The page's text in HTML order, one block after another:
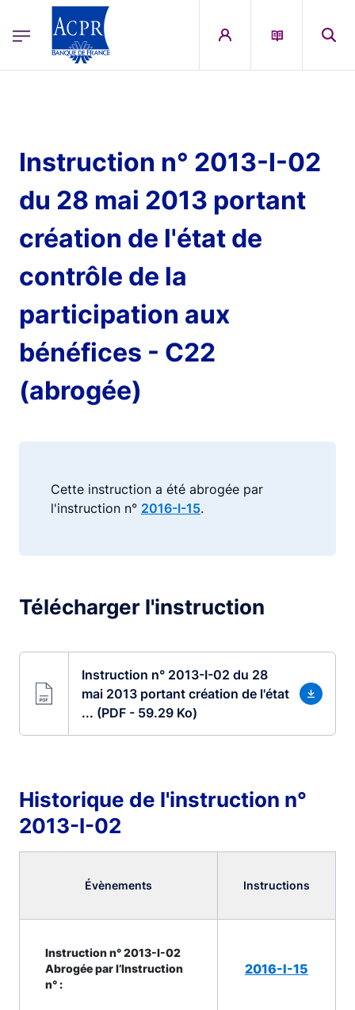
ACPR Menu Principal (French)
Instruction n° 2013-I-02
du 28 mai 2013 portant
création de l'état de
contrôle de la
participation aux
bénéfices - C22
(abrogée)
Cette instruction a été abrogée par
l'instruction n° 2016-I-15.
Télécharger l'instruction
Instruction n° 2013-I-02 du 28
mai 2013 portant création de l'état
... (PDF - 59.29 Ko)
Historique de l'instruction n°
2013-I-02
Évènements Instructions
Instruction n° 2013-I-02
Abrogée par l’Instruction
n° :
2016-I-15